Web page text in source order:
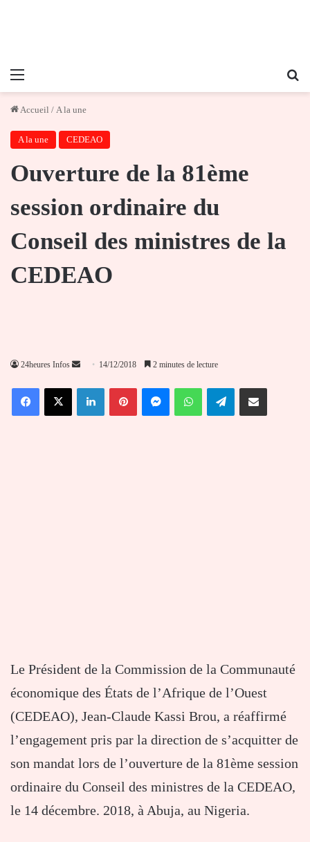
Menu
Accueil / A la une
A la une CEDEAO
Ouverture de la 81ème
session ordinaire du
Conseil des ministres de la
CEDEAO
24heures Infos
Envoyer
courriel
14/12/2018 2 minutes de lecture
FacebookX LinkedinPinterestMessengerWhatsAppTelegramPartager par email
Le Président de la Commission de la Communauté
économique des États de l’Afrique de l’Ouest
(CEDEAO), Jean-Claude Kassi Brou, a réaffirmé
l’engagement pris par la direction de s’acquitter de
son mandat lors de l’ouverture de la 81ème session
ordinaire du Conseil des ministres de la CEDEAO,
le 14 décembre. 2018, à Abuja, au Nigeria.